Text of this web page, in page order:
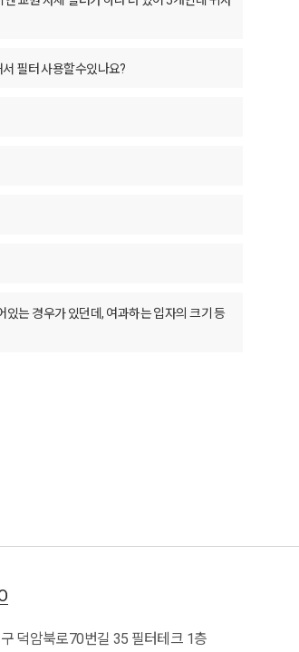
필터 사용할수있나요?
는 경우가 있던데, 여과하는 입자의 크기 등
덕암북로70번길 35 필터테크 1층